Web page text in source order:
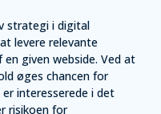
strategi i digital
levere relevante
given webside. Ved at
øges chancen for
interesserede i det
risikoen for